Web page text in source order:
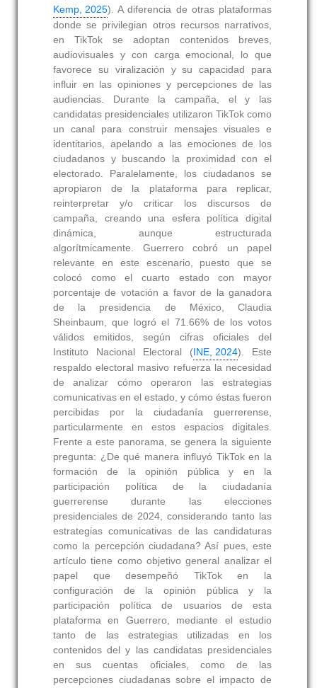
Kemp, 2025). A diferencia de otras plataformas
donde se privilegian otros recursos narrativos,
en TikTok se adoptan contenidos breves,
audiovisuales y con carga emocional, lo que
favorece su viralización y su capacidad para
influir en las opiniones y percepciones de las
audiencias. Durante la campaña, el y las
candidatas presidenciales utilizaron TikTok como
un canal para construir mensajes visuales e
identitarios, apelando a las emociones de los
ciudadanos y buscando la proximidad con el
electorado. Paralelamente, los ciudadanos se
apropiaron de la plataforma para replicar,
reinterpretar y/o criticar los discursos de
campaña, creando una esfera política digital
dinámica, aunque estructurada
algorítmicamente. Guerrero cobró un papel
relevante en este escenario, puesto que se
colocó como el cuarto estado con mayor
porcentaje de votación a favor de la ganadora
de la presidencia de México, Claudia
Sheinbaum, que logró el 71.66% de los votos
válidos emitidos, según cifras oficiales del
Instituto Nacional Electoral (INE, 2024). Este
respaldo electoral masivo refuerza la necesidad
de analizar cómo operaron las estrategias
comunicativas en el estado, y cómo éstas fueron
percibidas por la ciudadanía guerrerense,
particularmente en estos espacios digitales.
Frente a este panorama, se genera la siguiente
pregunta: ¿De qué manera influyó TikTok en la
formación de la opinión pública y en la
participación política de la ciudadanía
guerrerense durante las elecciones
presidenciales de 2024, considerando tanto las
estrategias comunicativas de las candidaturas
como la percepción ciudadana? Así pues, este
artículo tiene como objetivo general analizar el
papel que desempeñó TikTok en la
configuración de la opinión pública y la
participación política de usuarios de esta
plataforma en Guerrero, mediante el estudio
tanto de las estrategias utilizadas en los
contenidos del y las candidatas presidenciales
en sus cuentas oficiales, como de las
percepciones ciudadanas sobre el impacto de